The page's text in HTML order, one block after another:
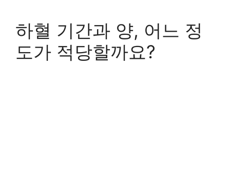
하혈 기간과 양, 어느 정
도가 적당할까요?